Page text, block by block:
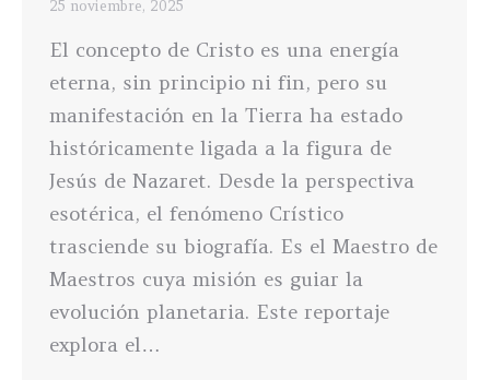
25 noviembre, 2025
El concepto de Cristo es una energía
eterna, sin principio ni fin, pero su
manifestación en la Tierra ha estado
históricamente ligada a la figura de
Jesús de Nazaret. Desde la perspectiva
esotérica, el fenómeno Crístico
trasciende su biografía. Es el Maestro de
Maestros cuya misión es guiar la
evolución planetaria. Este reportaje
explora el…